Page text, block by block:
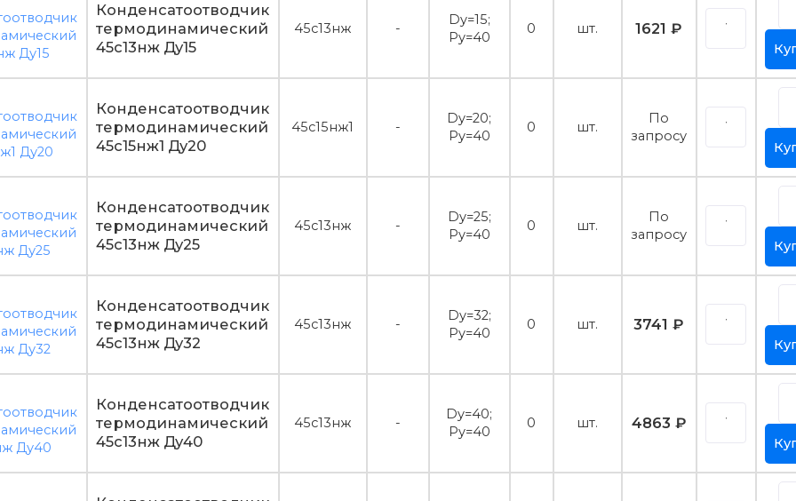
Конденсатоотводчик
термодинамический
45c13нж Ду15
45c13нж -
Dy=15;
Py=40
0 шт. 1621 ₽
Конденсатоотводчик
термодинамический
45c15нж1 Ду20
45c15нж1 -
Dy=20;
Py=40
0 шт.
По
запросу
Конденсатоотводчик
термодинамический
45c13нж Ду25
45c13нж -
Dy=25;
Py=40
0 шт.
По
запросу
Конденсатоотводчик
термодинамический
45c13нж Ду32
45c13нж -
Dy=32;
Py=40
0 шт. 3741 ₽
Конденсатоотводчик
термодинамический
45c13нж Ду40
45c13нж -
Dy=40;
Py=40
0 шт. 4863 ₽